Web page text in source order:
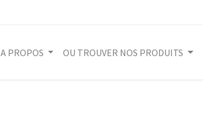
A PROPOS OU TROUVER NOS PRODUITS